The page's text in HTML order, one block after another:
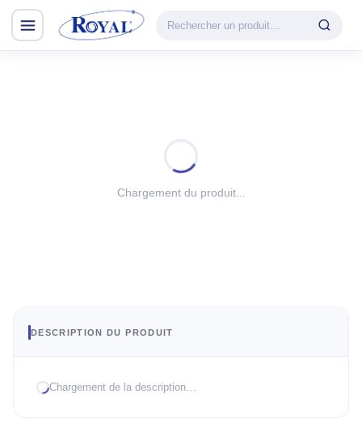
CHAUFFAGE
Chargement du produit...
DESCRIPTION DU PRODUIT
Chargement de la description…